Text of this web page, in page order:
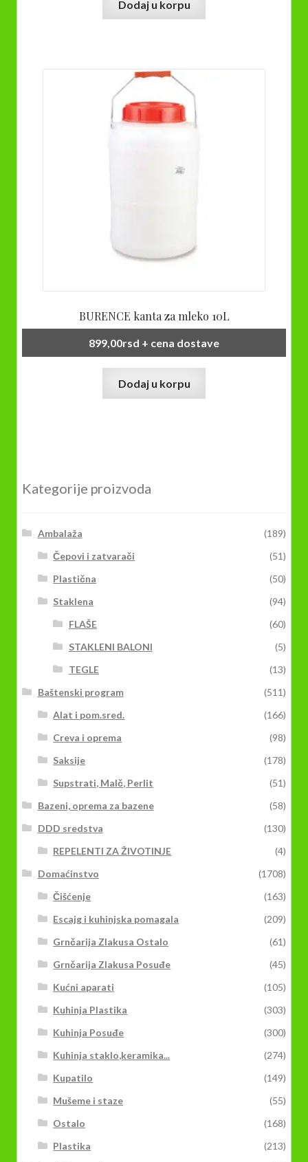
Dodaj u korpu
BURENCE kanta za mleko 10L
899,00rsd + cena dostave
Dodaj u korpu
Kategorije proizvoda
Ambalaža
(189)
Čepovi i zatvarači
(51)
Plastična
(50)
Staklena
(94)
FLAŠE
(60)
STAKLENI BALONI
(5)
TEGLE
(13)
Baštenski program
(511)
Alat i pom.sred.
(166)
Creva i oprema
(98)
Saksije
(178)
Supstrati, Malč, Perlit
(51)
Bazeni, oprema za bazene
(58)
DDD sredstva
(130)
REPELENTI ZA ŽIVOTINJE
(4)
Domaćinstvo
(1708)
Čišćenje
(163)
Escajg i kuhinjska pomagala
(209)
Grnčarija Zlakusa Ostalo
(61)
Grnčarija Zlakusa Posuđe
(45)
Kućni aparati
(105)
Kuhinja Plastika
(303)
Kuhinja Posuđe
(300)
Kuhinja staklo,keramika...
(274)
Kupatilo
(149)
Mušeme i staze
(55)
Ostalo
(168)
Plastika
(213)